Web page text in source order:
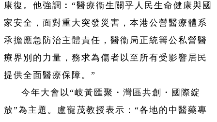
康復。他強調︰“醫療衞生關乎人民生命健康與國
家安全，面對重大突發災害，本港公營醫療體系
承擔應急防治主體責任，醫衞局正統籌公私營醫
療界別的力量，務求為傷者以至所有受影響居民
提供全面醫療保障。”
今年大會以“岐黃匯聚・灣區共創・國際綻
放”為主題。盧寵茂教授表示：“各地的中醫藥專